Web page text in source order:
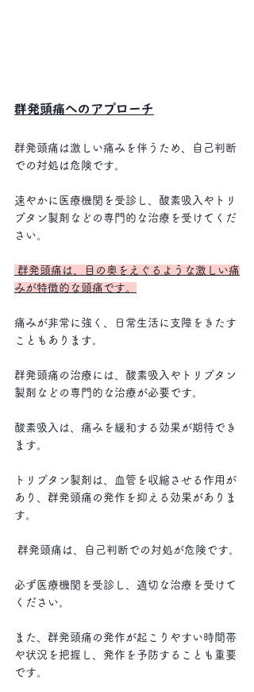
群発頭痛へのアプローチ
群発頭痛は激しい痛みを伴うため、自己判断
での対処は危険です。
速やかに医療機関を受診し、酸素吸入やトリ
プタン製剤などの専門的な治療を受けてくだ
さい。
みが特徴的な頭痛です。
痛みが非常に強く、日常生活に支障をきたす
こともあります。
群発頭痛の治療には、酸素吸入やトリプタン
製剤などの専門的な治療が必要です。
酸素吸入は、痛みを緩和する効果が期待でき
ます。
トリプタン製剤は、血管を収縮させる作用が
あり、群発頭痛の発作を抑える効果がありま
す。
群発頭痛は、自己判断での対処が危険です。
必ず医療機関を受診し、適切な治療を受けて
ください。
また、群発頭痛の発作が起こりやすい時間帯
や状況を把握し、発作を予防することも重要
です。